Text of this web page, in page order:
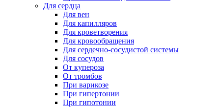
Для сердца
Для вен
Для капилляров
Для кроветворения
Для кровообращения
Для сердечно-сосудистой системы
Для сосудов
От купероза
От тромбов
При варикозе
При гипертонии
При гипотонии